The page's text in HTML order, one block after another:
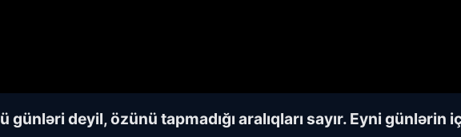
deyil, özünü tapmadığı aralıqları sayır. Eyni günlərin